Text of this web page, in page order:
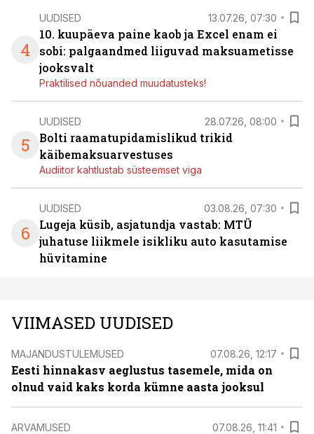
4
UUDISED 13.07.26, 07:30
10. kuupäeva paine kaob ja Excel enam ei
sobi: palgaandmed liiguvad maksuametisse
jooksvalt
Praktilised nõuanded muudatusteks!
5
UUDISED 28.07.26, 08:00
Bolti raamatupidamislikud trikid
käibemaksuarvestuses
Audiitor kahtlustab süsteemset viga
6
UUDISED 03.08.26, 07:30
Lugeja küsib, asjatundja vastab: MTÜ
juhatuse liikmele isikliku auto kasutamise
hüvitamine
VIIMASED UUDISED
MAJANDUSTULEMUSED 07.08.26, 12:17
Eesti hinnakasv aeglustus tasemele, mida on
olnud vaid kaks korda kümne aasta jooksul
ARVAMUSED 07.08.26, 11:41